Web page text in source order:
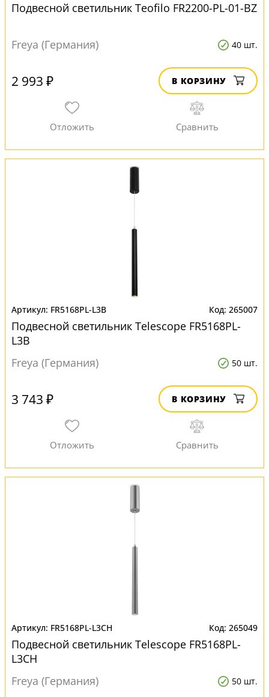
Подвесной светильник Teofilo FR2200-PL-01-BZ
Freya (Германия) 40 шт.
2 993 ₽ В КОРЗИНУ
FR5168PL-L3B 265007
Подвесной светильник Telescope FR5168PL-
L3B
Freya (Германия)
50 шт.
3 743 ₽ В КОРЗИНУ
FR5168PL-L3CH 265049
Подвесной светильник Telescope FR5168PL-
L3CH
Freya (Германия)
50 шт.